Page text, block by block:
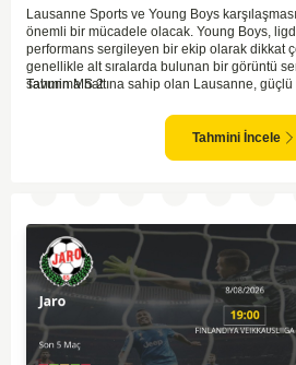
Lausanne Sports ve Young Boys
önemli bir mücadele olacak. Young Boys,
performans sergileyen bir ekip olarak dikkat
genellikle alt sıralarda bulunan bir görüntü
savunma hattına sahip olan Lausanne, güçlü
Maçın sonucunda Young Boys'un galip gelme
Tahmin MS 2
Tahmini İncele